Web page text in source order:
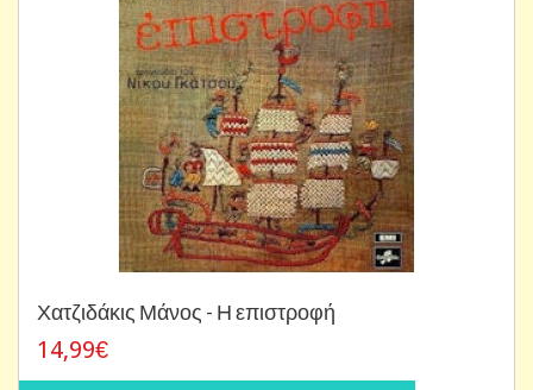
Χατζιδάκις Μάνος - Η επιστροφή
14,99€